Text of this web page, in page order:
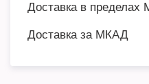
Доставка в
Доставка за МКАД